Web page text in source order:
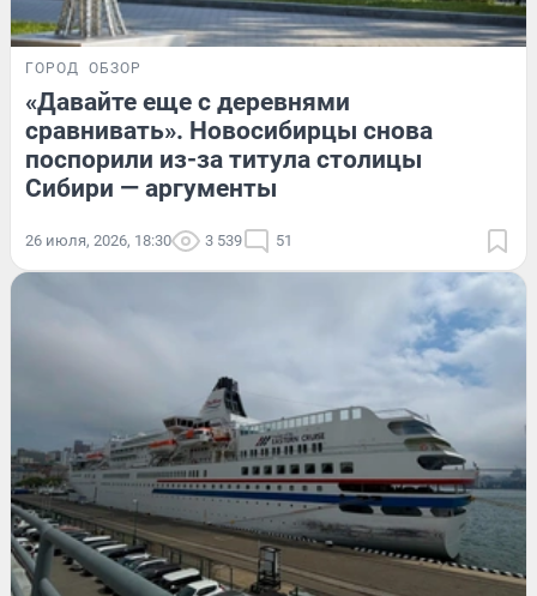
ГОРОД ОБЗОР
«Давайте еще с деревнями
сравнивать». Новосибирцы снова
поспорили из-за титула столицы
Сибири — аргументы
26 июля, 2026, 18:30 3 539 51